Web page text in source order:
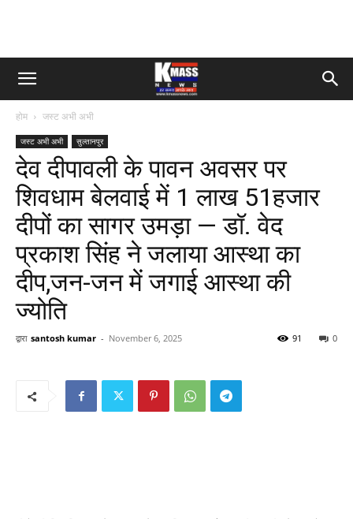
होम जस्ट अभी अभी
जस्ट अभी अभी सुल्तानपुर
देव दीपावली के पावन अवसर पर
शिवधाम बेलवाई में 1 लाख 51हजार
दीपों का सागर उमड़ा — डॉ. वेद
प्रकाश सिंह ने जलाया आस्था का
दीप,जन-जन में जगाई आस्था की
ज्योति
द्वारा santosh kumar - November 6, 2025 0
91